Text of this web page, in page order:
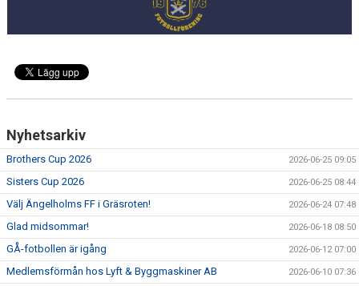
Nyhetsarkiv
Brothers Cup 2026 2026-06-25 09:05
Sisters Cup 2026 2026-06-25 08:44
Välj Ängelholms FF i Gräsroten! 2026-06-24 07:48
Glad midsommar! 2026-06-18 08:50
GÅ-fotbollen är igång 2026-06-12 07:00
Medlemsförmån hos Lyft & Byggmaskiner AB 2026-06-10 07:36